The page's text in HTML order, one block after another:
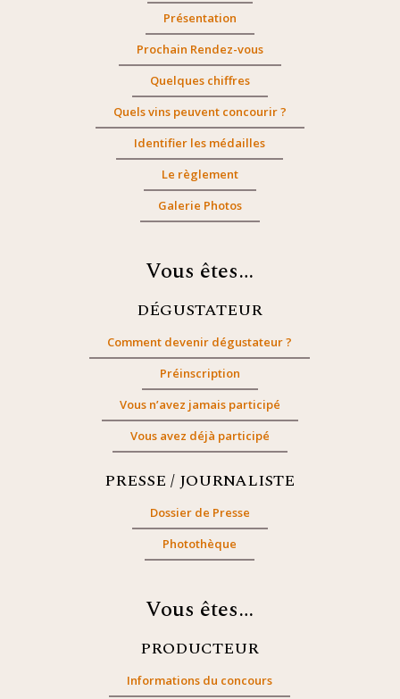
Présentation
Prochain Rendez-vous
Quelques chiffres
Quels vins peuvent concourir ?
Identifier les médailles
Le règlement
Galerie Photos
Vous êtes…
DÉGUSTATEUR
Comment devenir dégustateur ?
Préinscription
Vous n’avez jamais participé
Vous avez déjà participé
PRESSE / JOURNALISTE
Dossier de Presse
Photothèque
Vous êtes…
PRODUCTEUR
Informations du concours